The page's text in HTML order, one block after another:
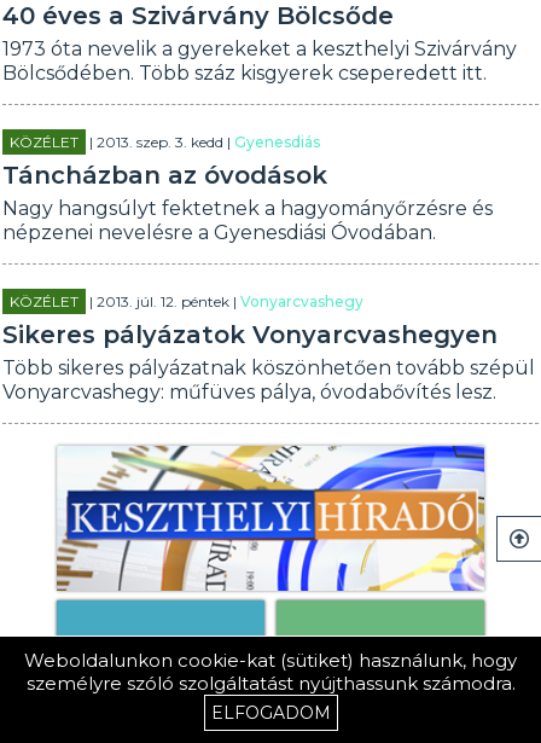
40 éves a Szivárvány Bölcsőde
1973 óta nevelik a gyerekeket a keszthelyi Szivárvány
Bölcsődében. Több száz kisgyerek cseperedett itt.
KÖZÉLET | 2013. szep. 3. kedd |Gyenesdiás
Táncházban az óvodások
Nagy hangsúlyt fektetnek a hagyományőrzésre és
népzenei nevelésre a Gyenesdiási Óvodában.
KÖZÉLET | 2013. júl. 12. péntek |Vonyarcvashegy
Sikeres pályázatok Vonyarcvashegyen
Több sikeres pályázatnak köszönhetően tovább szépül
Vonyarcvashegy: műfüves pálya, óvodabővítés lesz.
Weboldalunkon cookie-kat (sütiket) használunk, hogy
személyre szóló szolgáltatást nyújthassunk számodra.
ELFOGADOM